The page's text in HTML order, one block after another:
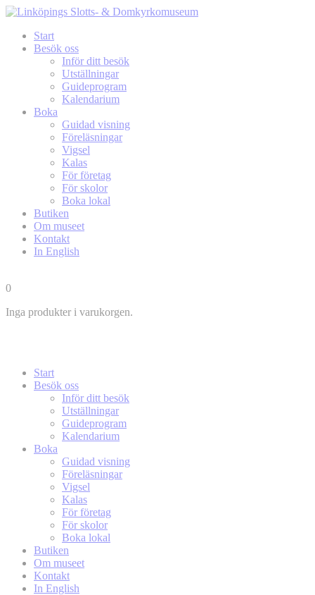
Start
Besök oss
Inför ditt besök
Utställningar
Guideprogram
Kalendarium
Boka
Guidad visning
Föreläsningar
Vigsel
Kalas
För företag
För skolor
Boka lokal
Butiken
Om museet
Kontakt
In English
0
Inga produkter i varukorgen.
Start
Besök oss
Inför ditt besök
Utställningar
Guideprogram
Kalendarium
Boka
Guidad visning
Föreläsningar
Vigsel
Kalas
För företag
För skolor
Boka lokal
Butiken
Om museet
Kontakt
In English